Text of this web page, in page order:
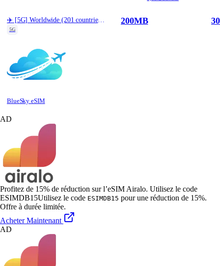
✈️ [5G] Worldwide (201 countries) Best Coverage (200MB/30d)
5G
BlueSky eSIM
200MB
AD
Profitez de 15% de réduction sur l’eSIM Airalo. Utilisez le code
ESIMDB15Utilisez le code ESIMDB15 pour une réduction de 15%.
Offre à durée limitée.
Acheter Maintenant
AD